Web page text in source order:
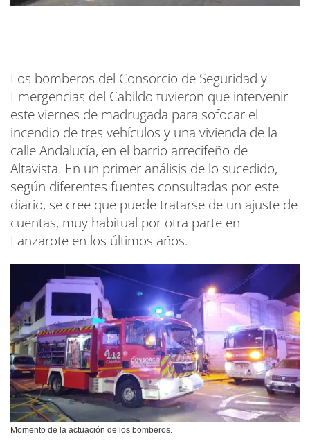
Los bomberos del Consorcio de Seguridad y
Emergencias del Cabildo tuvieron que intervenir
este viernes de madrugada para sofocar el
incendio de tres vehículos y una vivienda de la
calle Andalucía, en el barrio arrecifeño de
Altavista. En un primer análisis de lo sucedido,
según diferentes fuentes consultadas por este
diario, se cree que puede tratarse de un ajuste de
cuentas, muy habitual por otra parte en
Lanzarote en los últimos años.
Momento de la actuación de los bomberos.